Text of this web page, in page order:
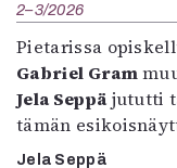
2–3/2026
Pietarissa
Gabriel Gram
Jela Seppä jututti
tämän
Jela Seppä